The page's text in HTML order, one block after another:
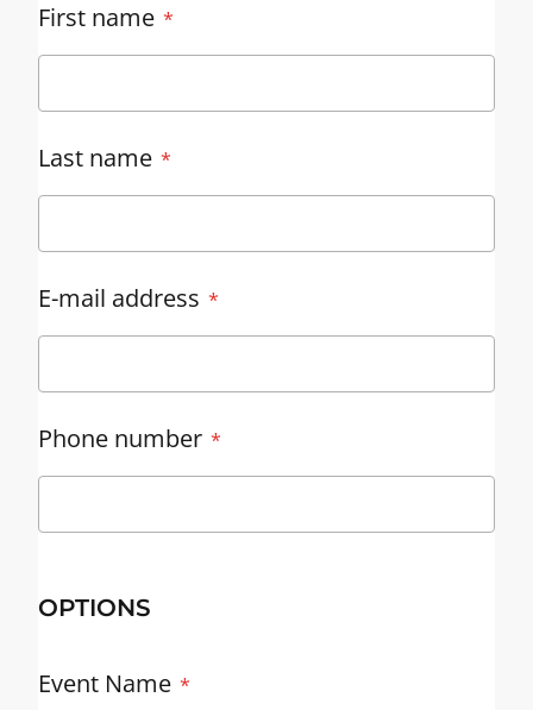
First name
Last name
E-mail address
Phone number
OPTIONS
Event Name